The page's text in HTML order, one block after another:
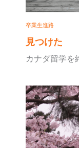
卒業生進路
見つけた
カナダ留学を